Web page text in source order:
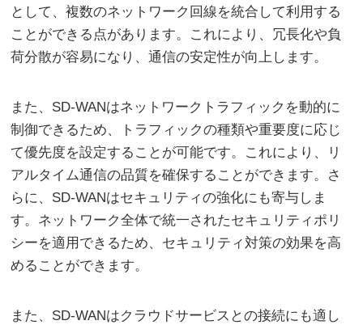
として、複数のネットワーク回線を統合して利用する
ことができる点があります。これにより、冗長化や負
荷分散が容易になり、通信の安定性が向上します。
また、SD-WANはネットワークトラフィックを動的に
制御できるため、トラフィックの種類や重要度に応じ
て優先度を設定することが可能です。これにより、リ
アルタイム通信の品質を確保することができます。さ
らに、SD-WANはセキュリティの強化にも寄与しま
す。ネットワーク全体で統一されたセキュリティポリ
シーを適用できるため、セキュリティ対策の効果を高
めることができます。
また、SD-WANはクラウドサービスとの接続にも適し